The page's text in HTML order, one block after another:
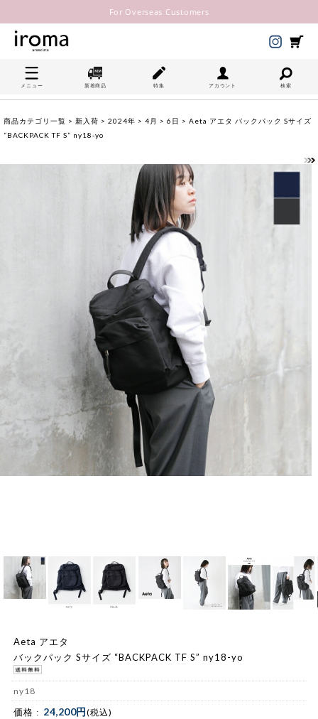
For Overseas Customers
メニュー 新着商品 特集 アカウント 検索
商品カテゴリ一覧 > 新入荷 > 2024年 > 4月 > 6日 > Aeta アエタ バックパック Sサイズ
“BACKPACK TF S” ny18-yo
Aeta アエタ
バックパック Sサイズ “BACKPACK TF S” ny18-yo
ny18
価格 : 24,200円(税込)